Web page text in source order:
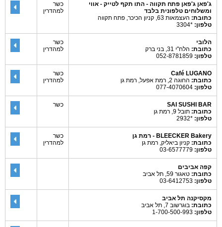
ג'פאן ג'פאן פתח תקווה - התו תקף לטייק - אווי
ומשלוחים טלפונית בלבד
כתובת: העצמאות 63, קניון הכיכר, פתח תקווה
טלפון: *3304
כשר
למהדרין
הלובי
כתובת: הלח"י 31, בני ברק
טלפון:
כשר
למהדרין
Café LUGANO
כתובת: החוגה 2, רמת אפעל, רמת גן
טלפון:
כשר
למהדרין
SAI SUSHI BAR
כתובת: תובל 9, רמת גן
טלפון: *2932
כשר
BLEECKER Bakery - רמת גן
כתובת: קניון ביאליק, רמת גן
טלפון:
כשר
למהדרין
קפה אביבים
כתובת: טאגור 59, תל אביב
טלפון:
מקסיקנה תל אביב
כתובת: בוגרשוב 7, תל אביב
טלפון: